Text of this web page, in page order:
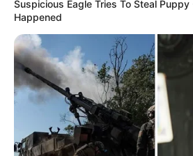
Suspicious Eagle Tries To Steal
Happened